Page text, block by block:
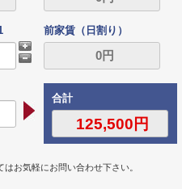
前家賃（日割り）
合計
お気軽にお問い合わせ下さい。